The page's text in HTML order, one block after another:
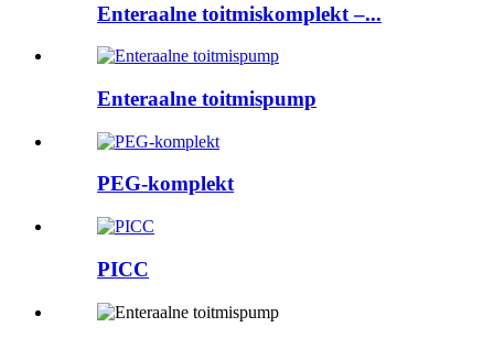
Enteraalne toitmiskomplekt –...
Enteraalne toitmispump
PEG-komplekt
PICC